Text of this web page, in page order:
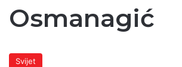
Osmanagić
Svijet